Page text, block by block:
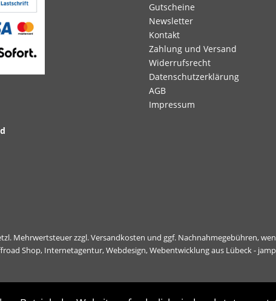
Gutscheine
Newsletter
Kontakt
Zahlung und Versand
Widerrufsrecht
Datenschutzerklärung
AGB
Impressum
Mehrwertsteuer zzgl.Versandkosten und ggf. Nachnahmegebühren,
Shop, Internetagentur, Webdesign, Webentwicklung aus Lübeck -